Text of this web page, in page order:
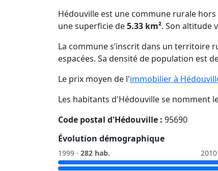
Hédouville est une commune rurale
une superficie de5.33 km². Son altitude
La commune s’inscrit dans un territoire
espacées. Sa densité de population est
Le prix moyen de l'immobilier à
Les habitants d'Hédouville se nomment
Code postal d'Hédouville : 95690
Évolution démographique
1999 · 282 hab. 2010